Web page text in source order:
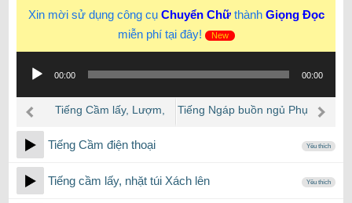
Xin mời sử dụng công cụ Chuyển Chữthành Giọng Đọc
miễn phí tại đây!
New
phát
âm
thanh
00:00 00:00
Tiếng Cầm lấy, Lượm,
Tiếng Ngáp buồn ngủ Phụ
Tiếng Cầm điện thoại Yêu thích
Tiếng cầm lấy, nhặt túi Xách lên Yêu thích